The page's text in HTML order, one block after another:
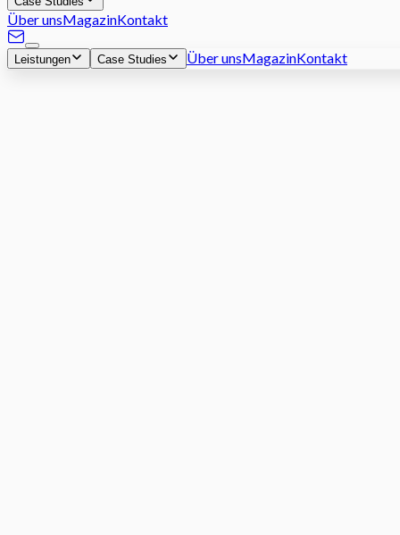
Über unsMagazinKontakt
Leistungen Case Studies Über unsMagazinKontakt